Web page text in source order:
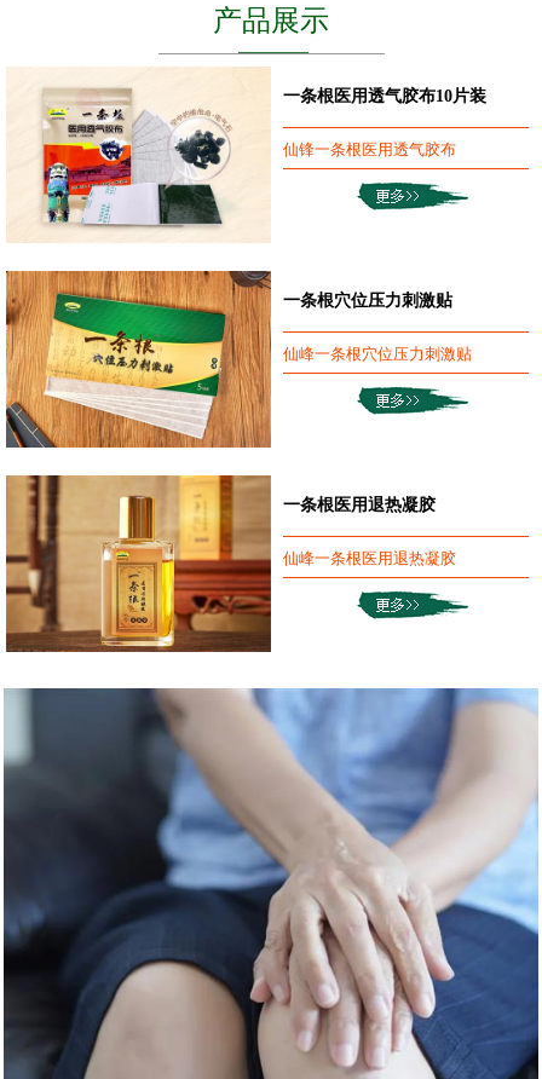
产品展示
一条根医用透气胶布10片装
仙锋一条根医用透气胶布
一条根穴位压力刺激贴
仙峰一条根穴位压力刺激贴
一条根医用退热凝胶
仙峰一条根医用退热凝胶